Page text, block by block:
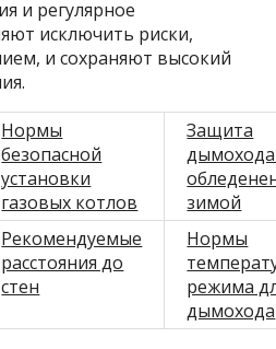
и регулярное
исключить риски,
и сохраняют высокий
Нормы
безопасной
установки
газовых котлов
Защита
зимой
Рекомендуемые
расстояния до
стен
Нормы
режима
дымохода